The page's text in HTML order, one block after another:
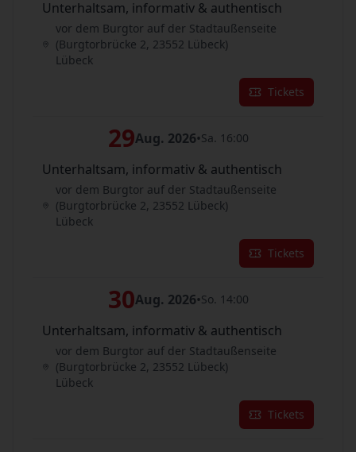
Unterhaltsam, informativ & authentisch
vor dem Burgtor auf der Stadtaußenseite
(Burgtorbrücke 2, 23552 Lübeck)
Lübeck
Tickets
29Aug. 2026•Sa. 16:00
Unterhaltsam, informativ & authentisch
vor dem Burgtor auf der Stadtaußenseite
(Burgtorbrücke 2, 23552 Lübeck)
Lübeck
Tickets
30Aug. 2026•So. 14:00
Unterhaltsam, informativ & authentisch
vor dem Burgtor auf der Stadtaußenseite
(Burgtorbrücke 2, 23552 Lübeck)
Lübeck
Tickets